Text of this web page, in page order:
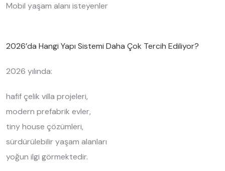
Mobil yaşam alanı isteyenler
2026’da Hangi Yapı Sistemi Daha Çok Tercih Ediliyor?
2026 yılında:
hafif çelik villa projeleri,
modern prefabrik evler,
tiny house çözümleri,
sürdürülebilir yaşam alanları
yoğun ilgi görmektedir.